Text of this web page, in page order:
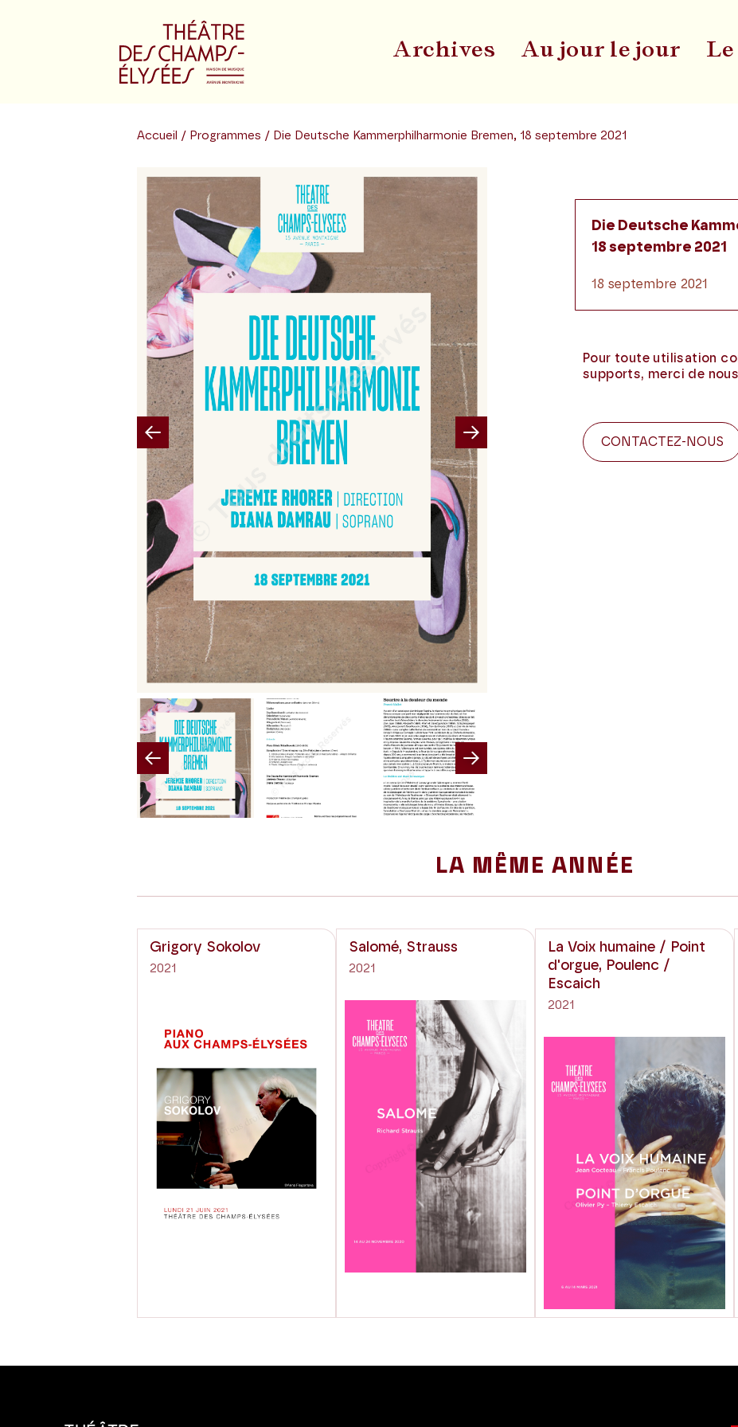
Archives Au jour le jour
Accueil / Programmes / Die Deutsche Kammerphilharmonie Bremen, 18 septembre 2021
Previous
Previous
Die Deutsche
18 septembre 2021
18 septembre 2021
Pour toute utilisation
supports, merci de
CONTACTEZ-NOUS
LA MÊME ANNÉE
Grigory Sokolov
2021
Salomé, Strauss
2021
La Voix humaine / Point
d'orgue, Poulenc /
Escaich
2021